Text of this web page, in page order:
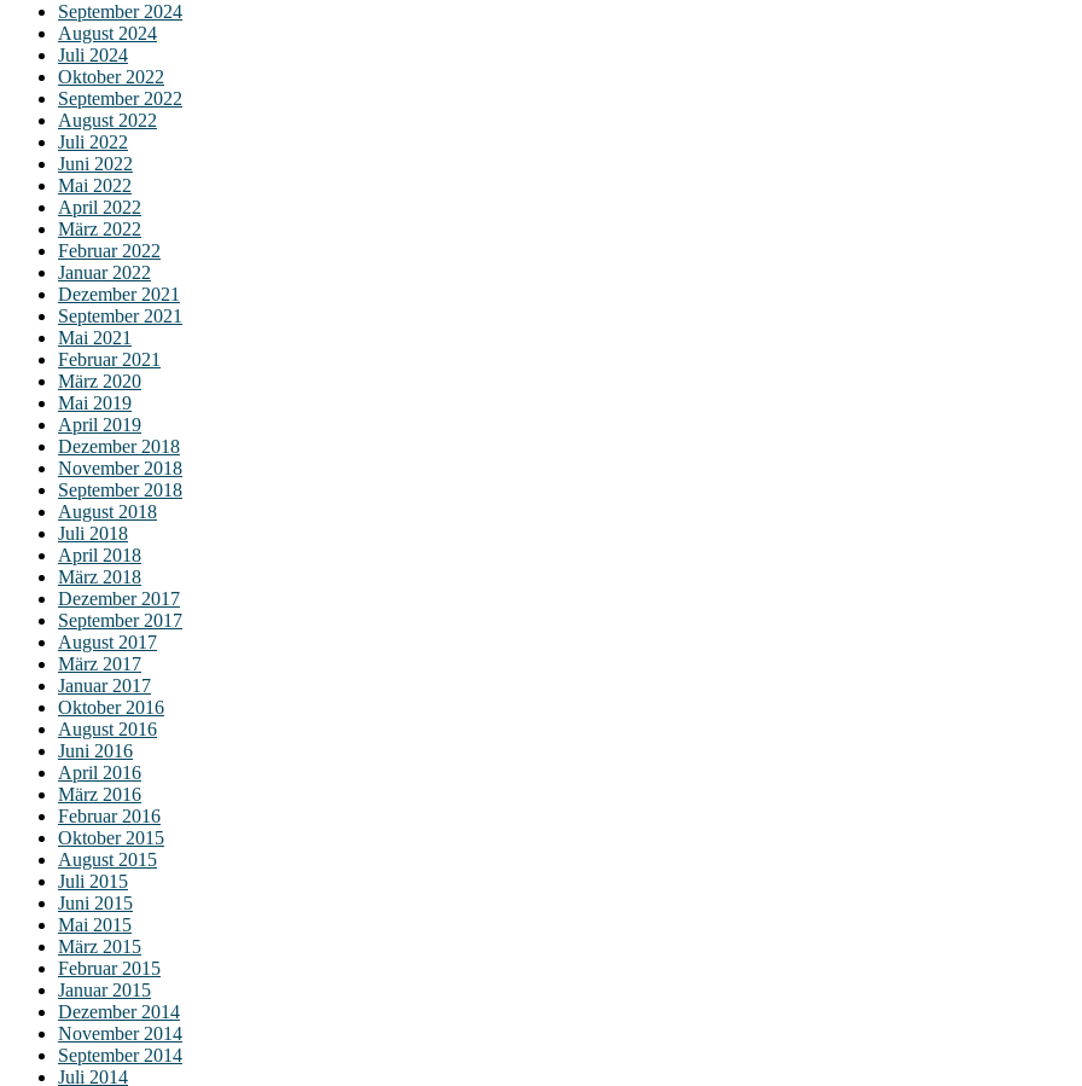
September 2024
August 2024
Juli 2024
Oktober 2022
September 2022
August 2022
Juli 2022
Juni 2022
Mai 2022
April 2022
März 2022
Februar 2022
Januar 2022
Dezember 2021
September 2021
Mai 2021
Februar 2021
März 2020
Mai 2019
April 2019
Dezember 2018
November 2018
September 2018
August 2018
Juli 2018
April 2018
März 2018
Dezember 2017
September 2017
August 2017
März 2017
Januar 2017
Oktober 2016
August 2016
Juni 2016
April 2016
März 2016
Februar 2016
Oktober 2015
August 2015
Juli 2015
Juni 2015
Mai 2015
März 2015
Februar 2015
Januar 2015
Dezember 2014
November 2014
September 2014
Juli 2014